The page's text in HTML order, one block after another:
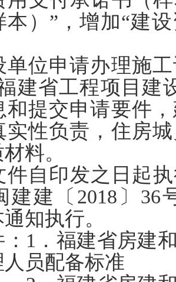
本）”，增加“建
申请办理施工
建省工程项目建
和提交申请要件
实性负责，住房
料。
印发之日起执
建建〔2018〕
知执行。
1．福建省房建
员配备标准